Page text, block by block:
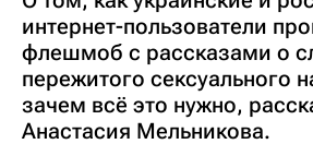
интернет-пользователи
флешмоб с рассказами о
пережитого сексуального
зачем всё это нужно,
Анастасия Мельникова.